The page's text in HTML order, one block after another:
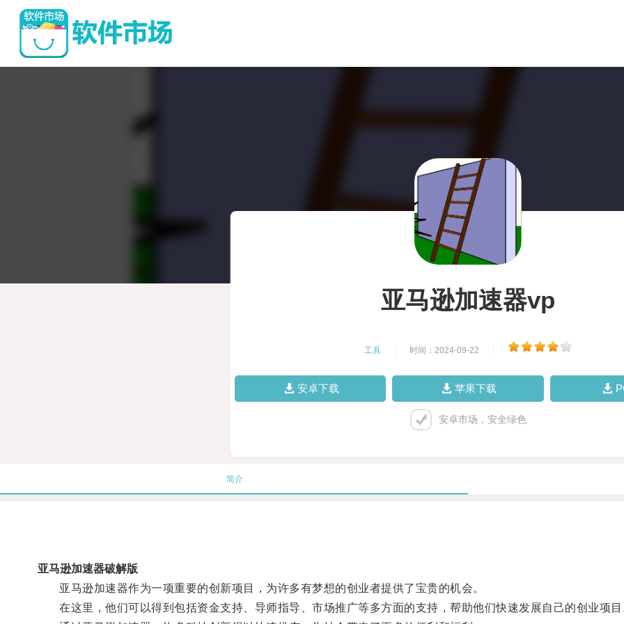
亚马逊加速器vp
工具 时间：2024-09-22
安卓下载 苹果下载
安卓市场，安全绿色
简介
亚马逊加速器破解版
亚马逊加速器作为一项重要的创新项目，为许多有梦想的创业者提供了宝贵的机会。
在这里，他们可以得到包括资金支持、导师指导、市场推广等多方面的支持，帮助他们快速发展自己的创业项目